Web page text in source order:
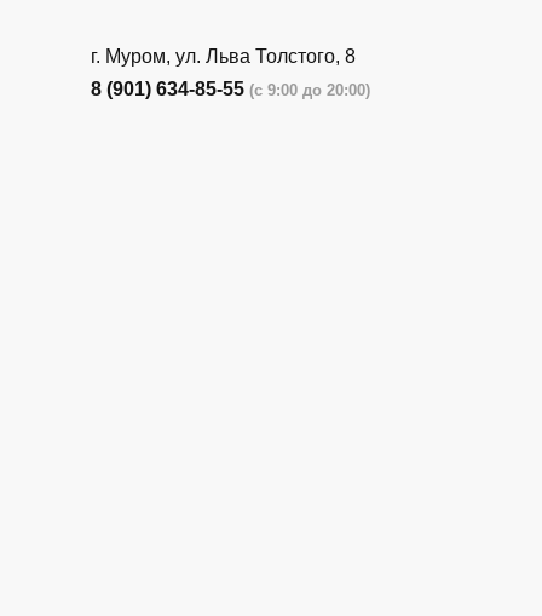
г. Муром, ул. Льва Толстого, 8
8 (901) 634-85-55 (с 9:00 до 20:00)